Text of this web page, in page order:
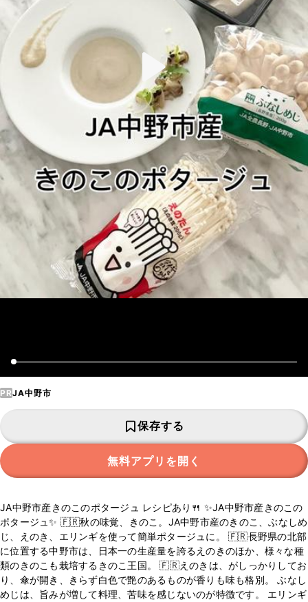
PRJA中野市
保存する
無料アプリを開く
JA中野市産きのこのポタージュ レシピあり🍴 ✨JA中野市産きのこの
ポタージュ✨ 🇫🇷秋の味覚、きのこ。JA中野市産のきのこ、ぶなしめ
じ、えのき、エリンギを使って簡単ポタージュに。 🇫🇷長野県の北部
に位置する中野市は、日本一の生産量を誇るえのきのほか、様々な種
類のきのこも栽培するきのこ王国。 🇫🇷えのきは、がしっかりしてお
り、傘が開き、きらず白色で艶のあるものが香りも味も格別。 ぶなし
めじは、旨みが増して料理、苦味を感じないのが特徴です。 エリンギ